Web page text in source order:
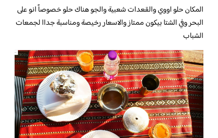
المكان حلو اووي والقعدات شعبية والجو هناك حلو خصوصاً انو على
البحر وفي الشتا بيكون ممتاز والاسعار رخيصة ومناسبة جداا لجمعات
الشباب